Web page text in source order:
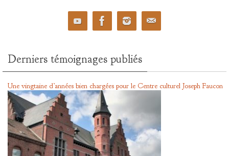
Derniers témoignages publiés
Une vingtaine d’années bien chargées pour le Centre culturel Joseph Faucon